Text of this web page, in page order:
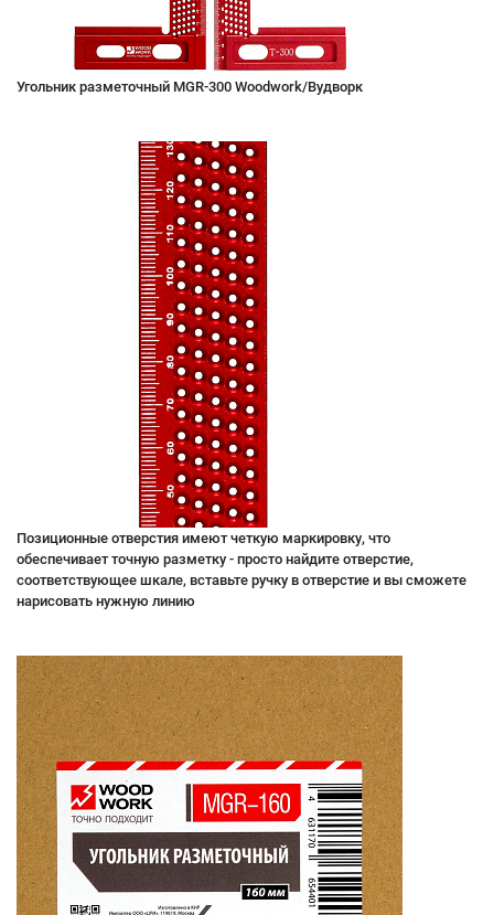
Угольник разметочный MGR-300 Woodwork/Вудворк
Позиционные отверстия имеют четкую маркировку, что
обеспечивает точную разметку - просто найдите отверстие,
соответствующее шкале, вставьте ручку в отверстие и вы сможете
нарисовать нужную линию